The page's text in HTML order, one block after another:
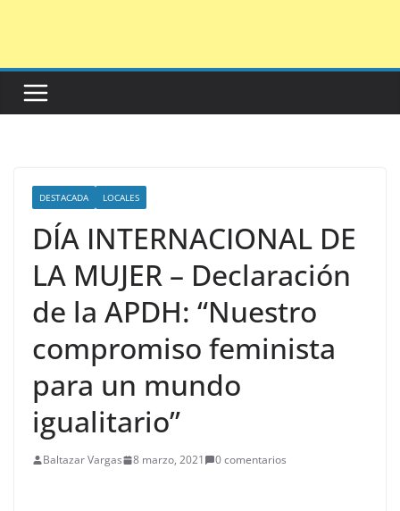
DESTACADA LOCALES
DÍA INTERNACIONAL DE
LA MUJER – Declaración
de la APDH: “Nuestro
compromiso feminista
para un mundo
igualitario”
Baltazar Vargas 8 marzo, 2021 0 comentarios